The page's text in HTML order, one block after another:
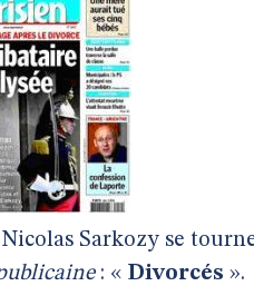
Sarkozy se
: « Divorcés ».